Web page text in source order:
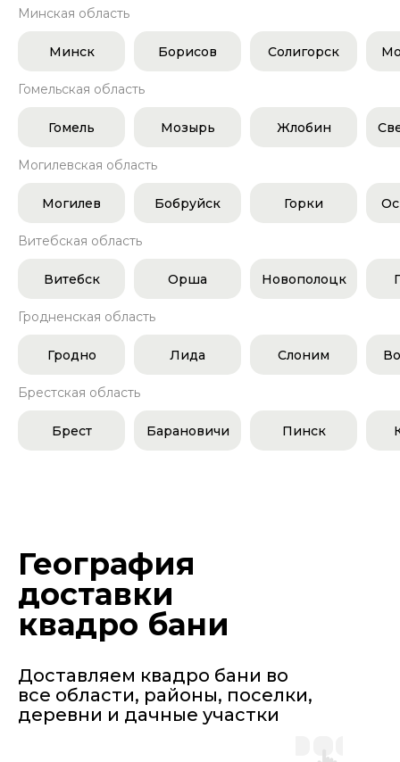
Минская область
Минск Борисов Солигорск
Гомельская область
Гомель Мозырь Жлобин
Могилевская область
Могилев Бобруйск Горки
Витебская область
Витебск Орша Новополоцк
Гродненская область
Гродно Лида Слоним
Брестская область
Брест Барановичи Пинск
География
доставки
квадро бани
Доставляем квадро бани во
все области, районы, поселки,
деревни и дачные участки